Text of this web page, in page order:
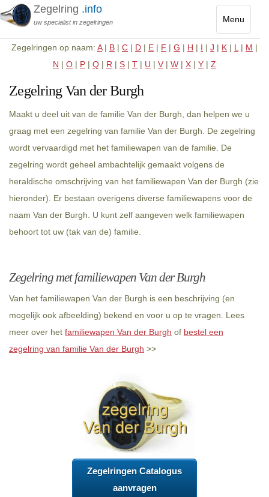
Menu
Toggle
Zegelring .info
uw specialist in zegelringen
Zegelringen op naam: A| B | C | D | E | F | G | H | I | J | K | L | M |
N | O | P | Q | R | S | T | U | V | W | X | Y | Z
Zegelring Van der Burgh
Maakt u deel uit van de familie Van der Burgh, dan helpen we u
graag met een zegelring van familie Van der Burgh. De zegelring
wordt vervaardigd met het familiewapen van de familie. De
zegelring wordt geheel ambachtelijk gemaakt volgens de
heraldische omschrijving van het familiewapen Van der Burgh (zie
hieronder). Er bestaan overigens diverse familiewapens voor de
naam Van der Burgh. U kunt zelf aangeven welk familiewapen
behoort tot uw (tak van de) familie.
Zegelring met familiewapen Van der Burgh
Van het familiewapen Van der Burgh is een beschrijving (en
mogelijk ook afbeelding) bekend en voor u op te vragen. Lees
meer over het familiewapen Van der Burgh of bestel een
zegelring van familie Van der Burgh >>
Zegelringen Catalogus
aanvragen